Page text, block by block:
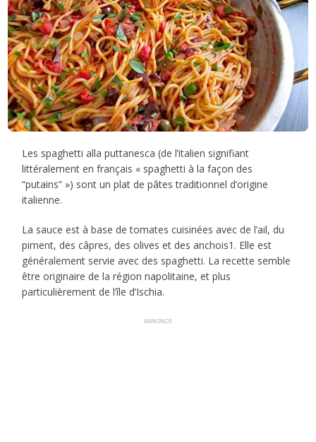
Les spaghetti alla puttanesca (de l’italien signifiant
littéralement en français « spaghetti à la façon des
“putains” ») sont un plat de pâtes traditionnel d’origine
italienne.
La sauce est à base de tomates cuisinées avec de l’ail, du
piment, des câpres, des olives et des anchois1. Elle est
généralement servie avec des spaghetti. La recette semble
être originaire de la région napolitaine, et plus
particulièrement de l’île d’Ischia.
ANNONCE